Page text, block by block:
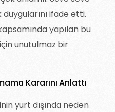
ifade etti.
yapılan bu
unutulmaz bir
Kararını Anlattı
yurt dışında neden